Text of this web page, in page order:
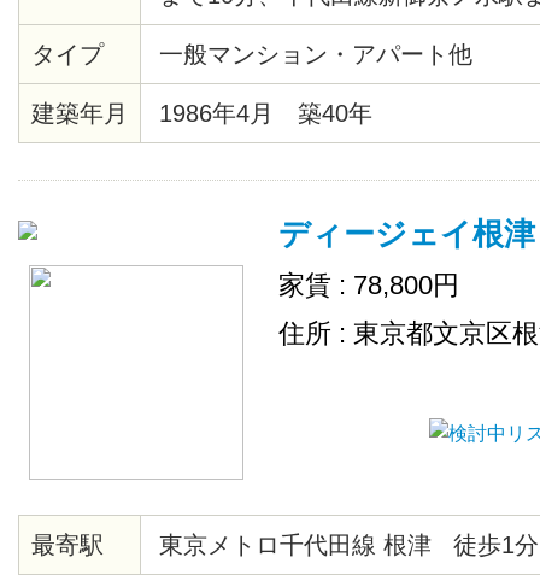
末広町駅まで4分、千代田線湯島
エクスプレス、JR総武線秋葉原駅
タイプ 一般マンション・アパート他
建築年月 1986年4月 築40年
ディージェイ根津
家賃 : 78,800円
住所 : 東京都文京区
最寄駅 東京メトロ千代田線 根津 徒歩1